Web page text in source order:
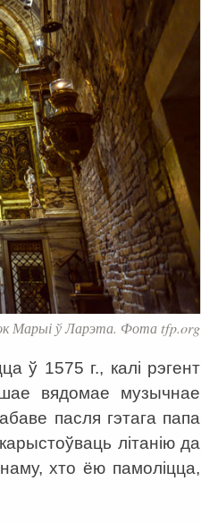
Марыі ў Ларэта. Фота tfp.org
ў 1575 г., калі рэгент
вядомае музычнае
пасля гэтага папа
літанію да
хто ёю памоліцца,